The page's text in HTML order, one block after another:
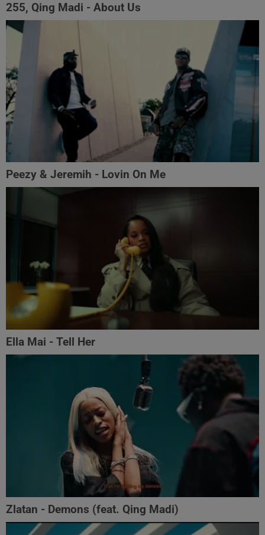
255, Qing Madi - About Us
Peezy & Jeremih - Lovin On Me
Ella Mai - Tell Her
Zlatan - Demons (feat. Qing Madi)